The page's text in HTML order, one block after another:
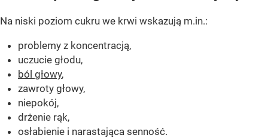
Na niski poziom cukru we krwi wskazują m.in.:
problemy z koncentracją,
uczucie głodu,
ból głowy,
zawroty głowy,
niepokój,
drżenie rąk,
osłabienie i narastająca senność.